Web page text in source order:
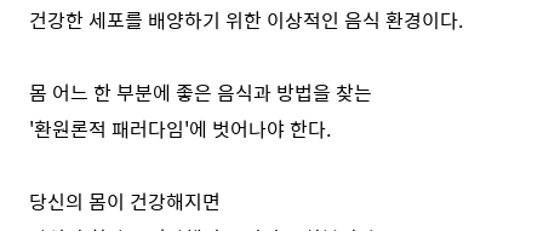
건강한 세포를 배양하기 위한 이상적인 음식 환경이다.
몸 어느 한 부분에 좋은 음식과 방법을 찾는
'환원론적 패러다임'에 벗어나야 한다.
당신의 몸이 건강해지면